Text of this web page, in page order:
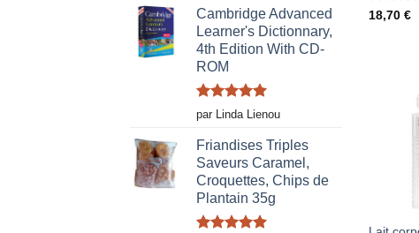
Cambridge Advanced
Learner's Dictionnary,
4th Edition With CD-
ROM
Note5sur
5
par Linda Lienou
Friandises Triples
Saveurs Caramel,
Croquettes, Chips de
Plantain 35g
0
18,70 €